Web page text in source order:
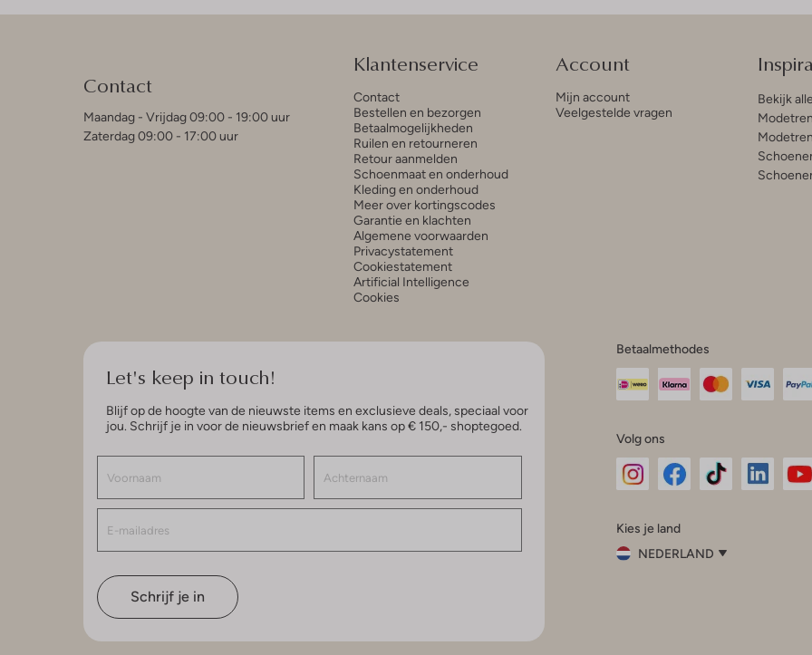
Contact
Maandag - Vrijdag 09:00 - 19:00 uur
Zaterdag 09:00 - 17:00 uur
Klantenservice
Contact
Bestellen en bezorgen
Betaalmogelijkheden
Ruilen en retourneren
Retour aanmelden
Schoenmaat en onderhoud
Kleding en onderhoud
Meer over kortingscodes
Garantie en klachten
Algemene voorwaarden
Privacystatement
Cookiestatement
Artificial Intelligence
Cookies
Account
Mijn account
Veelgestelde vragen
Bekijk
Let's keep in touch!
Blijf op de hoogte van de nieuwste items en exclusieve deals, speciaal voor
jou. Schrijf je in voor de nieuwsbrief en maak kans op € 150,- shoptegoed.
Schrijf je in
Betaalmethodes
Volg ons
InstagramFacebook
Kies je land
NEDERLAND